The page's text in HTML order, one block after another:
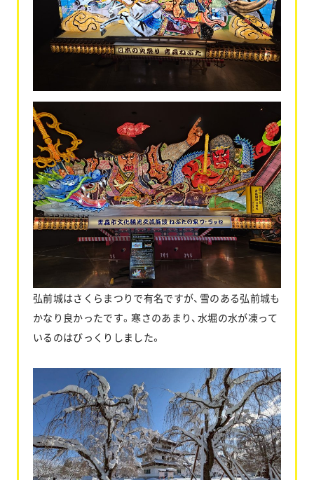
弘前城はさくらまつりで有名ですが、雪のある弘前城も
かなり良かったです。寒さのあまり、水堀の水が凍って
いるのはびっくりしました。